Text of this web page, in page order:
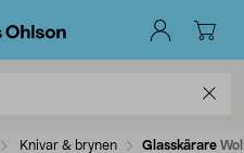
Knivar & brynen Glasskärare